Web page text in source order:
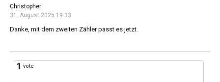
Christopher
31. August 2025 19:33
Danke, mit dem zweiten Zähler passt es jetzt.
1 vote